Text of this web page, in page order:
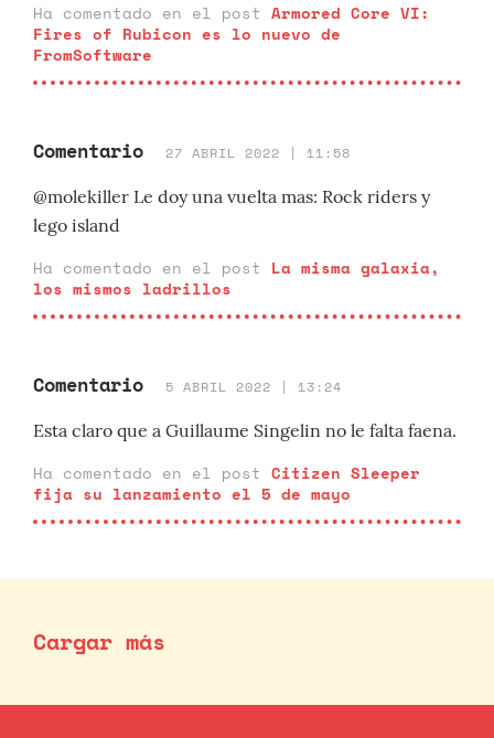
Ha comentado en el post Armored Core VI:
Fires of Rubicon es lo nuevo de
FromSoftware
Comentario 27 ABRIL 2022 | 11:58
@molekiller Le doy una vuelta mas: Rock riders y
lego island
Ha comentado en el post La misma galaxia,
los mismos ladrillos
Comentario 5 ABRIL 2022 | 13:24
Esta claro que a Guillaume Singelin no le falta faena.
Ha comentado en el post Citizen Sleeper
fija su lanzamiento el 5 de mayo
Cargar más